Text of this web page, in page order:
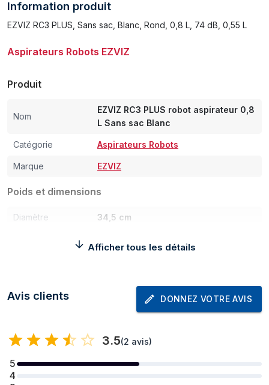
Information produit
EZVIZ RC3 PLUS, Sans sac, Blanc, Rond, 0,8 L, 74 dB, 0,55 L
Aspirateurs Robots EZVIZ
Produit
Nom
EZVIZ RC3 PLUS robot aspirateur 0,8
L Sans sac Blanc
Catégorie Aspirateurs Robots
Marque EZVIZ
Poids et dimensions
Diamètre 34,5 cm
base (l x p x H)
Puissance
Technologie
batterie
Lithium-Ion (Li-Ion)
Afficher tous les détails
Avis clients DONNEZ VOTRE AVIS
3.5(2 avis)
5
4